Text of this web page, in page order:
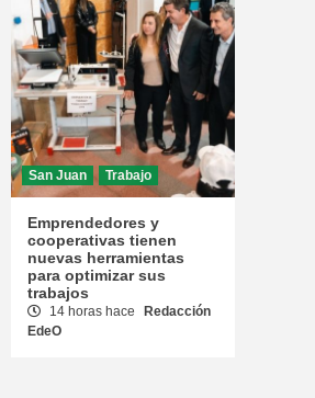
San Juan Trabajo
Emprendedores y
cooperativas tienen
nuevas herramientas
para optimizar sus
trabajos
14 horas hace
Redacción
EdeO